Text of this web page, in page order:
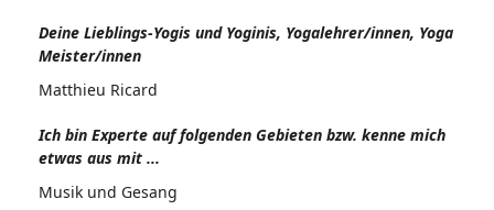
Deine Lieblings-Yogis und Yoginis, Yogalehrer/innen, Yoga
Meister/innen
Matthieu Ricard
Ich bin Experte auf folgenden Gebieten bzw. kenne mich
etwas aus mit ...
Musik und Gesang